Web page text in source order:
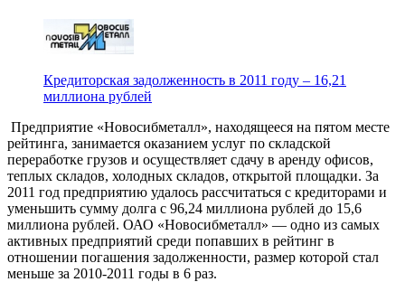
Кредиторская задолженность в 2011 году – 16,21
миллиона рублей
Предприятие «Новосибметалл», находящееся на пятом месте
рейтинга, занимается оказанием услуг по складской
переработке грузов и осуществляет сдачу в аренду офисов,
теплых складов, холодных складов, открытой площадки. За
2011 год предприятию удалось рассчитаться с кредиторами и
уменьшить сумму долга с 96,24 миллиона рублей до 15,6
миллиона рублей. ОАО «Новосибметалл» — одно из самых
активных предприятий среди попавших в рейтинг в
отношении погашения задолженности, размер которой стал
меньше за 2010-2011 годы в 6 раз.